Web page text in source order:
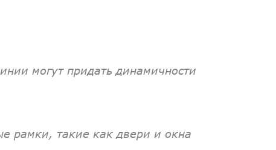
могут придать динамичности
рамки, такие как двери и окна